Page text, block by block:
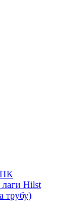
Hilst
трубу)